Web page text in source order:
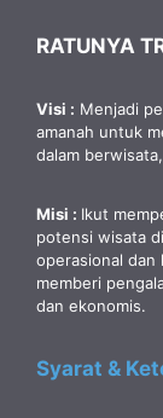
RATUNYA
Visi : Menjadi
amanah untuk
dalam
Misi : Ikut
potensi wisata
operasional dan
memberi
dan ekonomis.
Syarat &